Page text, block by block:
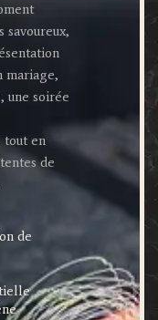
savoureux,
mariage,
une soirée
tout en
de
de